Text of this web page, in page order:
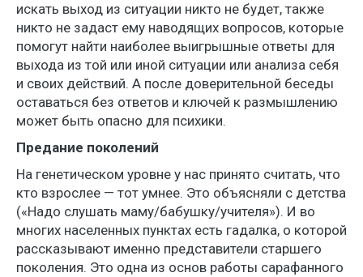
искать выход из ситуации никто не будет, также
никто не задаст ему наводящих вопросов, которые
помогут найти наиболее выигрышные ответы для
выхода из той или иной ситуации или анализа себя
и своих действий. А после доверительной беседы
оставаться без ответов и ключей к размышлению
может быть опасно для психики.
Предание поколений
На генетическом уровне у нас принято считать, что
кто взрослее — тот умнее. Это объясняли с детства
(«Надо слушать маму/бабушку/учителя»). И во
многих населенных пунктах есть гадалка, о которой
рассказывают именно представители старшего
поколения. Это одна из основ работы сарафанного